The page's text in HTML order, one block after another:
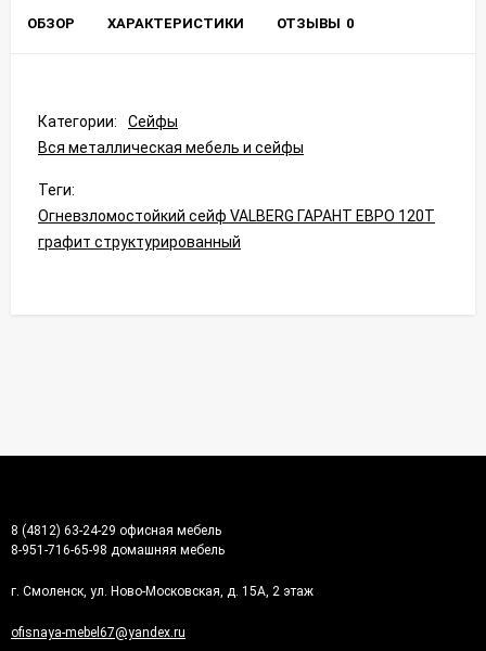
ОБЗОР ХАРАКТЕРИСТИКИ ОТЗЫВЫ 0
Категории:
Сейфы
Вся металлическая мебель и сейфы
Теги:
Огневзломостойкий сейф VALBERG ГАРАНТ ЕВРО 120Т
графит структурированный
8 (4812) 63-24-29 офисная мебель
8-951-716-65-98 домашняя мебель
г. Смоленск, ул. Ново-Московская, д. 15А, 2 этаж
ofisnaya-mebel67@yandex.ru